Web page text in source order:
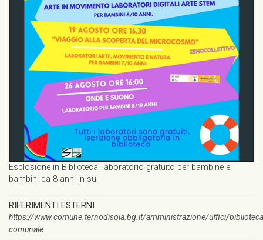
Esplosione in Biblioteca, laboratorio gratuito per bambine e
bambini da 8 anni in su.
RIFERIMENTI ESTERNI
https://www.comune.ternodisola.bg.it/amministrazione/uffici/
comunale